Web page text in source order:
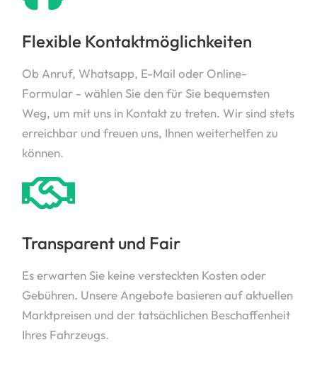
Flexible Kontaktmöglichkeiten
Ob Anruf, Whatsapp, E-Mail oder Online-
Formular - wählen Sie den für Sie bequemsten
Weg, um mit uns in Kontakt zu treten. Wir sind stets
erreichbar und freuen uns, Ihnen weiterhelfen zu
können.
Transparent und Fair
Es erwarten Sie keine versteckten Kosten oder
Gebühren. Unsere Angebote basieren auf aktuellen
Marktpreisen und der tatsächlichen Beschaffenheit
Ihres Fahrzeugs.